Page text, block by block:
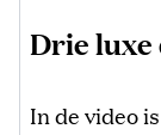
Drie luxe
In de video